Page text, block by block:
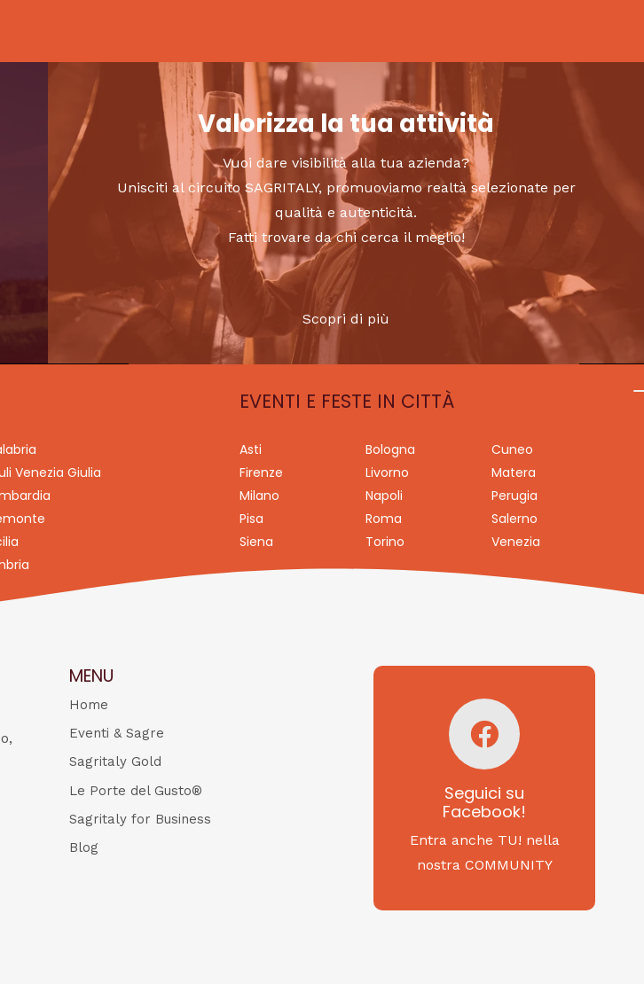
Valorizza la tua attività
Vuoi dare visibilità alla tua azienda?
Unisciti al circuito SAGRITALY, promuoviamo realtà selezionate per
qualità e autenticità.
Fatti trovare da chi cerca il meglio!
Scopri di più
Venezia Giulia
EVENTI E FESTE IN CITTÀ
Asti Bologna
Cuneo
Firenze
Livorno
Matera
Milano
Napoli
Perugia
Pisa
Roma
Salerno
Siena
Torino Venezia
MENU
Home
Eventi & Sagre
Sagritaly Gold
Le Porte del Gusto®
Sagritaly for Business
Blog
Seguici su
Facebook!
Entra anche TU! nella
nostra COMMUNITY
Seguici su
Facebook!
SAGRITALY
Feste, cibi e tradizioni
da Nord a Sud...